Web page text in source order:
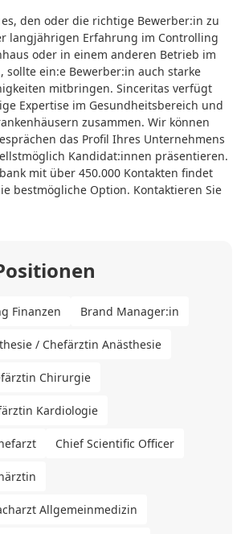
den oder die richtige Bewerber:in zu
langjährigen Erfahrung im Controlling
oder in einem anderen Betrieb im
sollte ein:e Bewerber:in auch starke
mitbringen. Sinceritas verfügt
Expertise im Gesundheitsbereich und
zusammen. Wir können
das Profil Ihres Unternehmens
Kandidat:innen präsentieren.
mit über 450.000 Kontakten findet
bestmögliche Option. Kontaktieren Sie
Finanzen Brand Manager:in
/ Chefärztin Anästhesie
Chirurgie
Kardiologie
Chief Scientific Officer
Allgemeinmedizin